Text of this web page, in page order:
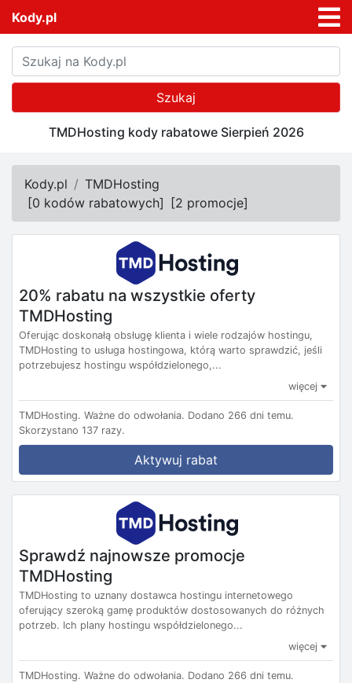
Kody.pl
Szukaj
TMDHosting kody rabatowe Sierpień 2026
Kody.pl
TMDHosting
[0 kodów rabatowych] [2 promocje]
20% rabatu na wszystkie oferty
TMDHosting
Oferując doskonałą obsługę klienta i wiele rodzajów hostingu,
TMDHosting to usługa hostingowa, którą warto sprawdzić, jeśli
potrzebujesz hostingu współdzielonego,...
więcej
TMDHosting. Ważne do odwołania. Dodano 266 dni temu.
Skorzystano 137 razy.
Aktywuj rabat
Sprawdź najnowsze promocje
TMDHosting
TMDHosting to uznany dostawca hostingu internetowego
oferujący szeroką gamę produktów dostosowanych do różnych
potrzeb. Ich plany hostingu współdzielonego...
więcej
TMDHosting. Ważne do odwołania. Dodano 266 dni temu.